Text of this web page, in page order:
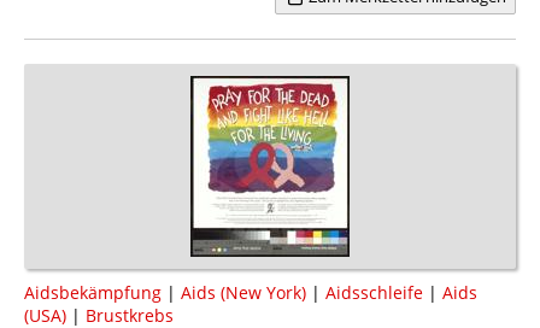
Aidsbekämpfung | Aids (New York) | Aidsschleife | Aids
(USA) | Brustkrebs